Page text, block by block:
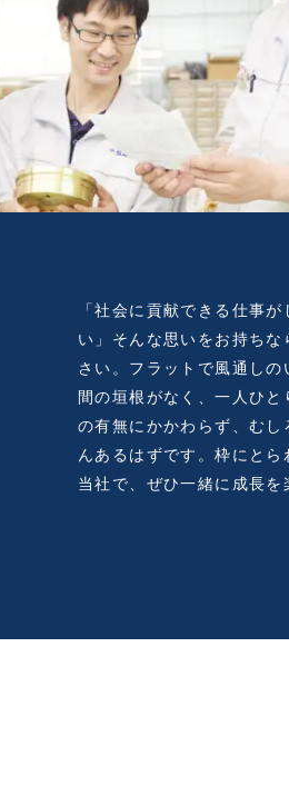
「社会に貢献できる仕事
い」そんな思いをお持ち
さい。フラットで風通し
間の垣根がなく、一人ひ
の有無にかかわらず、むし
んあるはずです。枠にと
当社で、ぜひ一緒に成長を